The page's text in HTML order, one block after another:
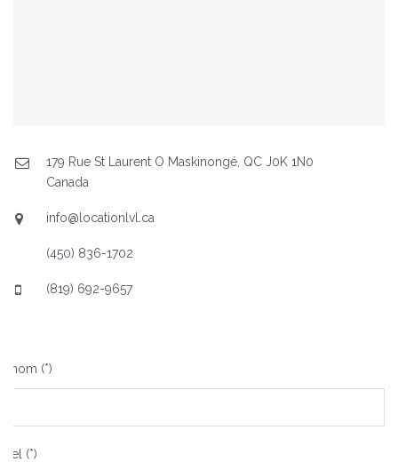
179 Rue St Laurent O Maskinongé, QC J0K 1N0
Canada
info@locationlvl.ca
(450) 836-1702
(819) 692-9657
nom (*)
(*)